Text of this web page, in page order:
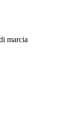
marcia